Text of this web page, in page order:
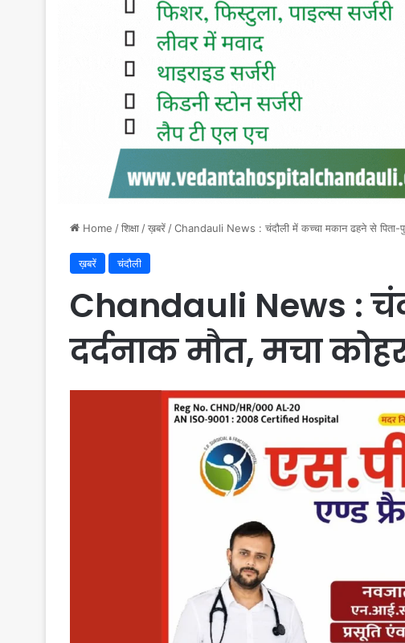
Home /शिक्षा /ख़बरें /Chandauli News : चंदौली में कच्चा मकान ढहने से पिता-
ख़बरें चंदौली
Chandauli News :
दर्दनाक मौत, मचा